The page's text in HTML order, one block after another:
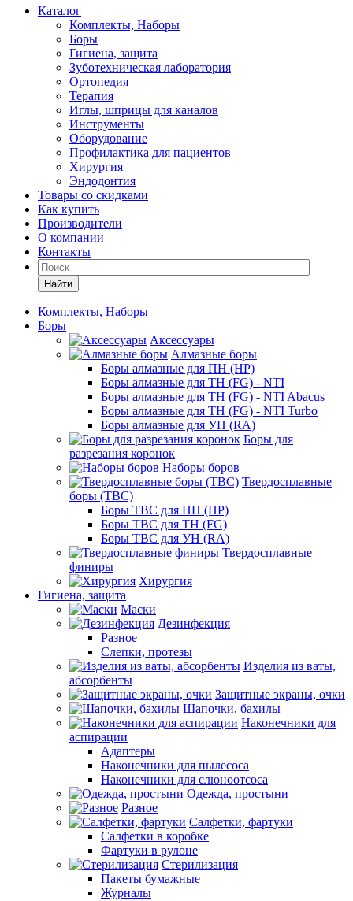
Каталог
Комплекты, Наборы
Боры
Гигиена, защита
Зуботехническая лаборатория
Ортопедия
Терапия
Иглы, шприцы для каналов
Инструменты
Оборудование
Профилактика для пациентов
Хирургия
Эндодонтия
Товары со скидками
Как купить
Производители
О компании
Контакты
Найти
Комплекты, Наборы
Боры
Аксессуары
Алмазные боры
Боры алмазные для ПН (HP)
Боры алмазные для ТН (FG) - NTI
Боры алмазные для ТН (FG) - NTI Abacus
Боры алмазные для ТН (FG) - NTI Turbo
Боры алмазные для УН (RA)
Боры для
разрезания коронок
Наборы боров
Твердосплавные
боры (ТВС)
Боры ТВС для ПН (HP)
Боры ТВС для ТН (FG)
Боры ТВС для УН (RA)
Твердосплавные
финиры
Хирургия
Гигиена, защита
Маски
Дезинфекция
Разное
Слепки, протезы
Изделия из ваты,
абсорбенты
Защитные экраны, очки
Шапочки, бахилы
Наконечники для
аспирации
Адаптеры
Наконечники для пылесоса
Наконечники для слюноотсоса
Одежда, простыни
Разное
Салфетки, фартуки
Салфетки в коробке
Фартуки в рулоне
Стерилизация
Пакеты бумажные
Журналы